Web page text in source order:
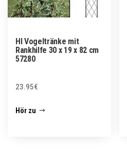
HI Vogeltränke mit
Rankhilfe 30 x 19 x 82 cm
57280
23.95€
Hör zu